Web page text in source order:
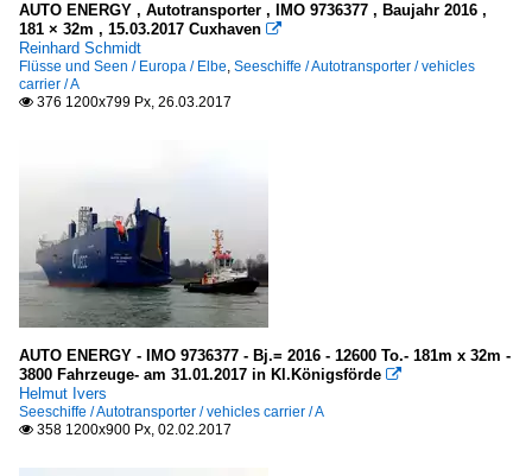
AUTO ENERGY , Autotransporter , IMO 9736377 , Baujahr 2016 ,
181 × 32m , 15.03.2017 Cuxhaven 
Reinhard Schmidt
Flüsse und Seen / Europa / Elbe, Seeschiffe / Autotransporter / vehicles
carrier / A
 376 1200x799 Px, 26.03.2017
AUTO ENERGY - IMO 9736377 - Bj.= 2016 - 12600 To.- 181m x 32m -
3800 Fahrzeuge- am 31.01.2017 in Kl.Königsförde 
Helmut Ivers
Seeschiffe / Autotransporter / vehicles carrier / A
 358 1200x900 Px, 02.02.2017